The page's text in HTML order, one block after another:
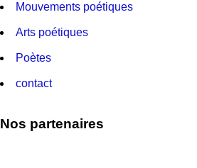
Mouvements poétiques
Arts poétiques
Poètes
contact
Nos partenaires